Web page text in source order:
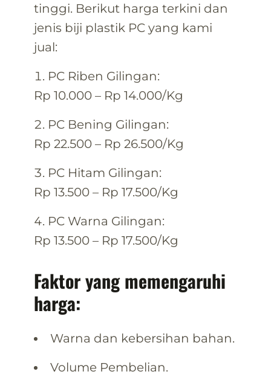
tinggi. Berikut harga terkini dan
jenis biji plastik PC yang kami
jual:
PC Riben Gilingan:
Rp 10.000 – Rp 14.000/Kg
PC Bening Gilingan:
Rp 22.500 – Rp 26.500/Kg
PC Hitam Gilingan:
Rp 13.500 – Rp 17.500/Kg
PC Warna Gilingan:
Rp 13.500 – Rp 17.500/Kg
Faktor yang memengaruhi
harga:
Warna dan kebersihan bahan.
Volume Pembelian.